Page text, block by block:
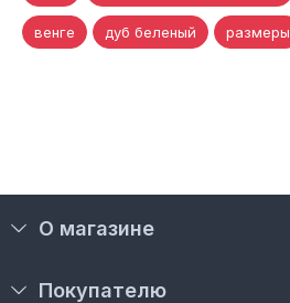
венге дуб беленый размеры
О магазине
Покупателю